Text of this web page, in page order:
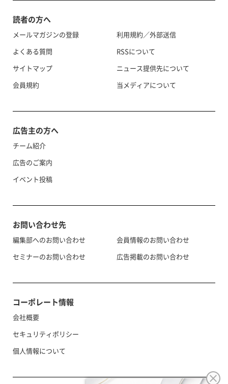
読者の方へ
メールマガジンの登録
よくある質問
サイトマップ
会員規約
利用規約／外部送信
RSSについて
ニュース提供先について
当メディアについて
広告主の方へ
チーム紹介
広告のご案内
イベント投稿
お問い合わせ先
編集部へのお問い合わせ
セミナーのお問い合わせ
会員情報のお問い合わせ
広告掲載のお問い合わせ
コーポレート情報
会社概要
セキュリティポリシー
個人情報について